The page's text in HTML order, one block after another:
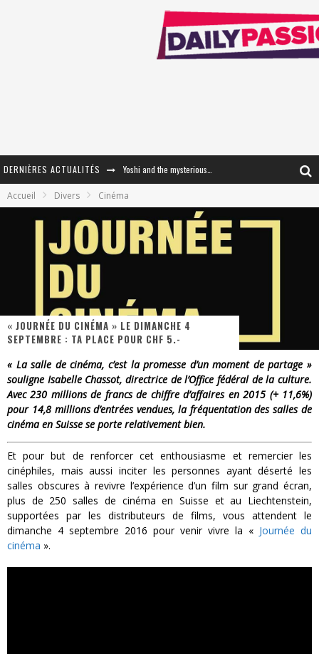
DERNIÈRES ACTUALITÉS
« The Broken Ring / This Mariage Will Fail Anyway » (Tome 2) – Préparer sa vengeance…
« Mon Village Révolté » - Combattre un Projet !
Star Fox
« MOFUSAND / Parler Japonais » – Des Expressions Pratiques !
« Dr Wertham / L’homme qui étudia les tueurs en série » - Un Métier à Risque !
« Le Vent dand les Saules » - Une Belle Histoire !
Splatoon Raiders
Accueil Divers Cinéma
« JOURNÉE DU CINÉMA » LE DIMANCHE 4
SEPTEMBRE : TA PLACE POUR CHF 5.-
« La salle de cinéma, c’est la promesse d’un moment de partage »
souligne Isabelle Chassot, directrice de l’Office fédéral de la culture.
Avec 230 millions de francs de chiffre d’affaires en 2015 (+ 11,6%)
pour 14,8 millions d’entrées vendues, la fréquentation des salles de
cinéma en Suisse se porte relativement bien.
Et pour but de renforcer cet enthousiasme et remercier les
cinéphiles, mais aussi inciter les personnes ayant déserté les
salles obscures à revivre l’expérience d’un film sur grand écran,
plus de 250 salles de cinéma en Suisse et au Liechtenstein,
supportées par les distributeurs de films, vous attendent le
dimanche 4 septembre 2016 pour venir vivre la « Journée du
cinéma ».